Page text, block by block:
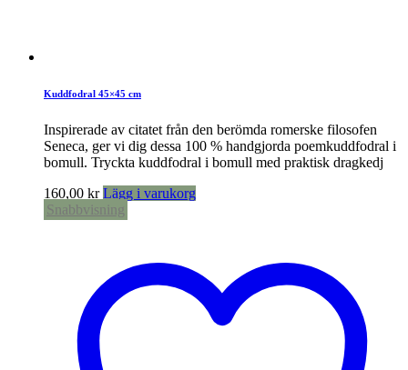
Kuddfodral 45×45 cm
Inspirerade av citatet från den berömda romerske filosofen
Seneca, ger vi dig dessa 100 % handgjorda poemkuddfodral i
bomull. Tryckta kuddfodral i bomull med praktisk dragkedj
160,00 kr Lägg i varukorg
Snabbvisning